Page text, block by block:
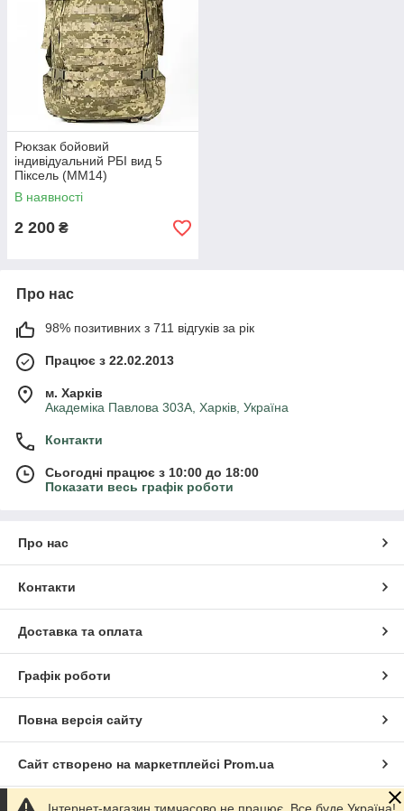
Рюкзак бойовий
індивідуальний РБІ вид 5
Піксель (ММ14)
В наявності
2 200 ₴
Про нас
98% позитивних з 711 відгуків за рік
Працює з 22.02.2013
м. Харків
Академіка Павлова 303А, Харків, Україна
Контакти
Сьогодні працює з 10:00 до 18:00
Показати весь графік роботи
Про нас
Контакти
Доставка та оплата
Графік роботи
Повна версія сайту
Сайт створено на маркетплейсі Prom.ua
Інтернет-магазин тимчасово не працює. Все буде Україна!